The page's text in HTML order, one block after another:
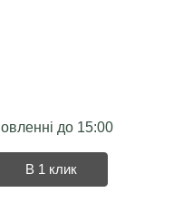
до 15:00
В 1 клик